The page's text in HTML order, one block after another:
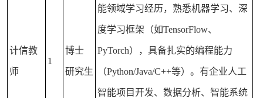
计信教
师
1
博士
研究生
能领域学习经历，熟悉机器学习、深
度学习框架（如TensorFlow、
PyTorch），具备扎实的编程能力
（Python/Java/C++等）。有企业人工
智能项目开发、数据分析、智能系统